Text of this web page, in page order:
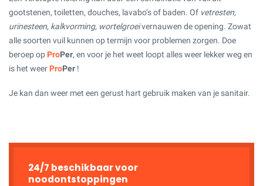
gootstenen, toiletten, douches, lavabo’s of baden. Of vetresten,
urinesteen, kalkvorming, wortelgroeivernauwen de opening. Zowat
alle soorten vuil kunnen op termijn voor problemen zorgen. Doe
beroep op ProPer, en voor je het weet loopt alles weer lekker weg en
is het weer ProPer !
Je kan dan weer met een gerust hart gebruik maken van je sanitair.
24/7 beschikbaar voor
noodontstoppingen